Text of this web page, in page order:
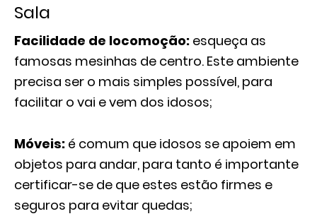
Sala
Facilidade de locomoção: esqueça as
famosas mesinhas de centro. Este ambiente
precisa ser o mais simples possível, para
facilitar o vai e vem dos idosos;
Móveis: é comum que idosos se apoiem em
objetos para andar, para tanto é importante
certificar-se de que estes estão firmes e
seguros para evitar quedas;